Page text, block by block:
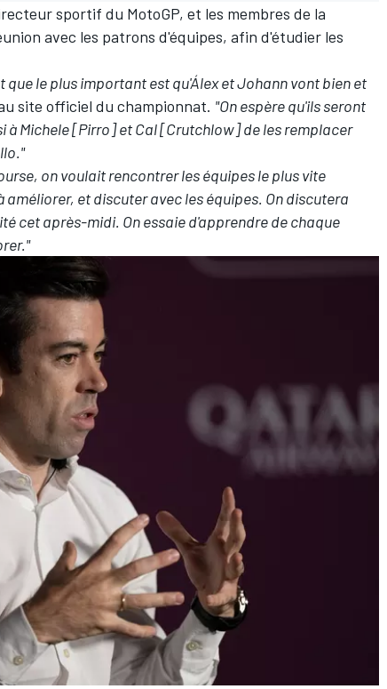
sportif du MotoGP, et les membres de la
avec les patrons d'équipes, afin d'étudier les
le plus important est qu'Álex et Johann vont bien et
site officiel du championnat. "On espère qu'ils seront
à Michele [Pirro] et Cal [Crutchlow] de les remplacer
on voulait rencontrer les équipes le plus vite
améliorer, et discuter avec les équipes. On discutera
cet après-midi. On essaie d'apprendre de chaque